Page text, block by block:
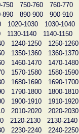
750 750-760 760-770
890 890-900 900-910
1020-1030 1030-1040
1130-1140 1140-1150
1240-1250 1250-1260
1350-1360 1360-1370
1460-1470 1470-1480
1570-1580 1580-1590
1680-1690 1690-1700
1790-1800 1800-1810
1900-1910 1910-1920
2010-2020 2020-2030
2120-2130 2130-2140
2230-2240 2240-2250